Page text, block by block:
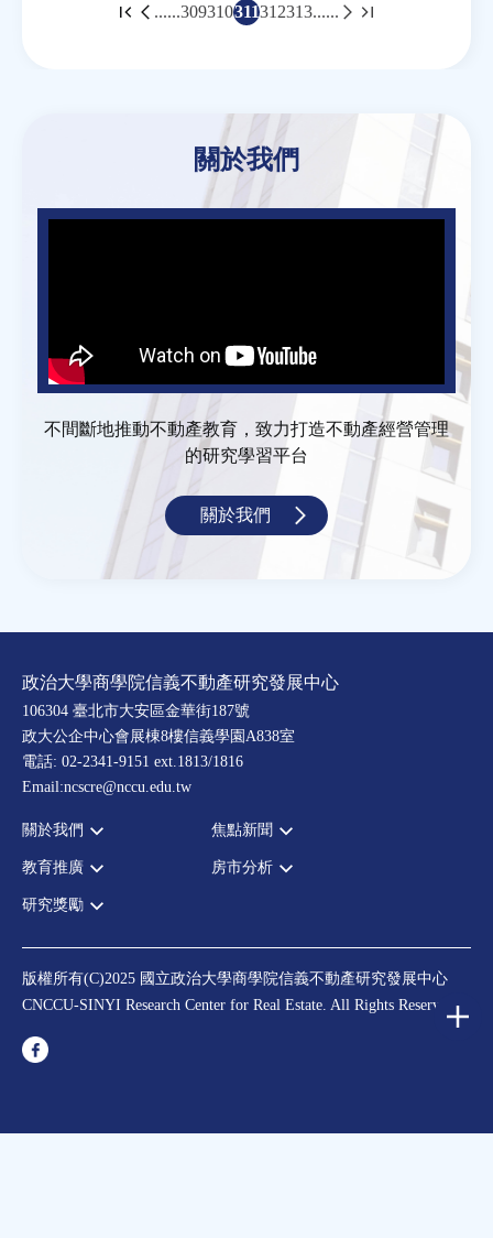
......309310311312313......
關於我們
不間斷地推動不動產教育，致力打造不動產經營管理
的研究學習平台
關於我們
政治大學商學院信義不動產研究發展中心
106304 臺北市大安區金華街187號
政大公企中心會展棟8樓信義學園A838室
電話: 02-2341-9151 ext.1813/1816
Email:ncscre@nccu.edu.tw
關於我們
宗旨願景
設置辦法
指導委員
中心成員
聯絡我們
焦點新聞
全部新聞
法律新訊
教育推廣
全部活動
理財規劃講座
不動產學程支援
房市分析
研究獎勵
住宅學會論文獎支援
都市計劃學會論文獎支援
版權所有(C)2025 國立政治大學商學院信義不動產研究發展中心
CNCCU-SINYI Research Center for Real Estate. All Rights Reserved.